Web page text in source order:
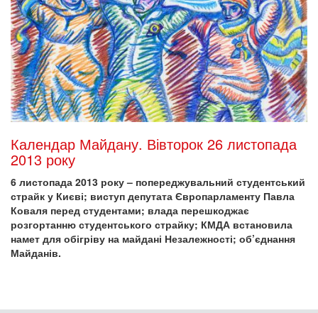
Календар Майдану. Вівторок 26 листопада
2013 року
6 листопада 2013 року – попереджувальний студентський
страйк у Києві; виступ депутата Європарламенту Павла
Коваля перед студентами; влада перешкоджає
розгортанню студентського страйку; КМДА встановила
намет для обігріву на майдані Незалежності; об’єднання
Майданів.